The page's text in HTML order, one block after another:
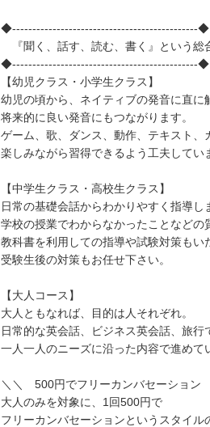
◆----------------------------------------------◆
『聞く、話す、読む、書く』という総
◆----------------------------------------------◆
【幼児クラス・小学生クラス】
幼児の頃から、ネイティブの発音に直に
将来的に良い発音にもつながります。
ゲーム、歌、ダンス、動作、テキスト、
楽しみながら習得できるよう工夫してい
【中学生クラス・高校生クラス】
日常の基礎会話からわかりやすく指導し
学校の授業でわからなかったことなどの
教科書を利用しての指導や試験対策もい
受験生後の対策もお任せ下さい。
【大人コース】
大人ともなれば、目的は人それぞれ。
日常的な英会話、ビジネス英会話、旅行
一人一人のニーズに沿った内容で進めて
＼＼ 500円でフリーカンバセーション
大人のみを対象に、1回500円で
フリーカンバセーションというスタイル